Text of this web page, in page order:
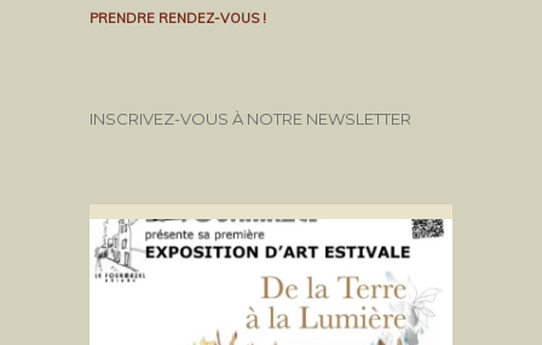
PRENDRE RENDEZ-VOUS !
INSCRIVEZ-VOUS À NOTRE NEWSLETTER